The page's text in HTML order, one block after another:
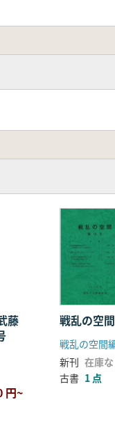
藤
円~
戦乱の空
戦乱の空間
新刊 在庫
古書 1 点